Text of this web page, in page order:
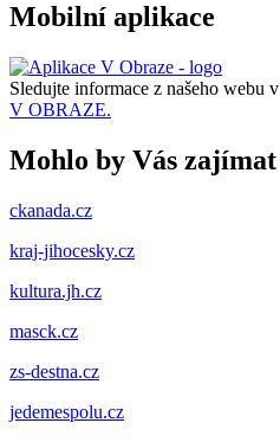
Mobilní aplikace
Sledujte informace z našeho webu v
V OBRAZE.
Mohlo by Vás zajímat
ckanada.cz
kraj-jihocesky.cz
kultura.jh.cz
masck.cz
zs-destna.cz
jedemespolu.cz